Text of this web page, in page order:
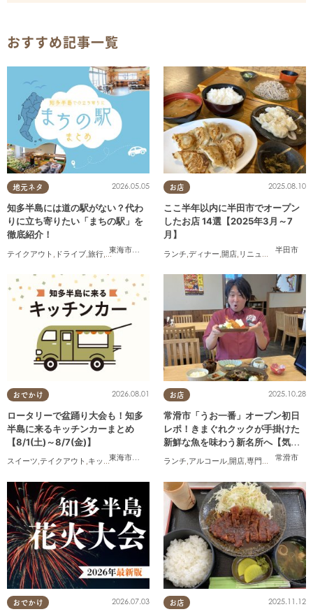
おすすめ記事一覧
地元ネタ
東海市
,武豊町 美浜町
2026.05.05
知多半島には道の駅がない？代わ
りに立ち寄りたい「まちの駅」を
徹底紹介！
テイクアウト ドライブ 旅行 観光,自然
お店
半田市
2025.08.10
ここ半年以内に半田市でオープン
したお店 14選【2025年3月～7
月】
ランチ ディナー 開店 リニューアル ,まとめ
おでかけ
東海市
,大府市 知多市, 東浦町,阿久比町,半田市 常滑市,武豊
2026.08.01
ロータリーで盆踊り大会も！知多
半島に来るキッチンカーまとめ
【8/1(土)～8/7(金)】
スイーツ,テイクアウト ,キッチンカー ,イベント,まとめ記事
お店
常滑市
2025.10.28
常滑市「うお一番」オープン初日
レポ！きまぐれクックが手掛けた
新鮮な魚を味わう新名所へ【気に
なるリサーチ#31】
ランチ,アルコール,開店,専門店 気になる
おでかけ 2026.07.03 お店 2025.11.12